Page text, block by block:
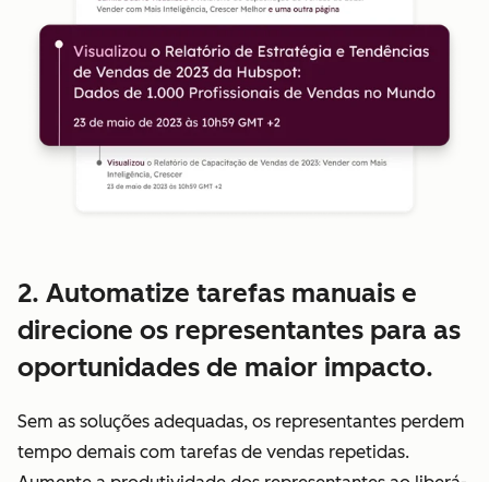
2. Automatize tarefas manuais e
direcione os representantes para as
oportunidades de maior impacto.
Sem as soluções adequadas, os representantes perdem
tempo demais com tarefas de vendas repetidas.